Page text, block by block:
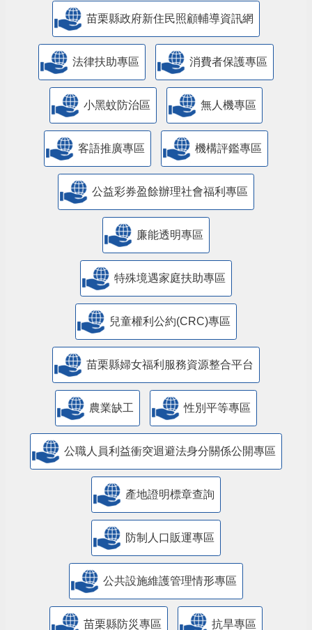
苗栗縣政府新住民照顧輔導資訊網
法律扶助專區 消費者保護專區
小黑蚊防治區 無人機專區
客語推廣專區 機構評鑑專區
公益彩券盈餘辦理社會福利專區
廉能透明專區
特殊境遇家庭扶助專區
兒童權利公約(CRC)專區
苗栗縣婦女福利服務資源整合平台
農業缺工 性別平等專區
公職人員利益衝突迴避法身分關係公開專區
產地證明標章查詢
防制人口販運專區
​公共設施維護管理情形專區
苗栗縣防災專區 抗旱專區